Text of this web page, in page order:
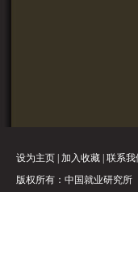
设为主页 加入收藏 联系我
版权所有：中国就业研究所